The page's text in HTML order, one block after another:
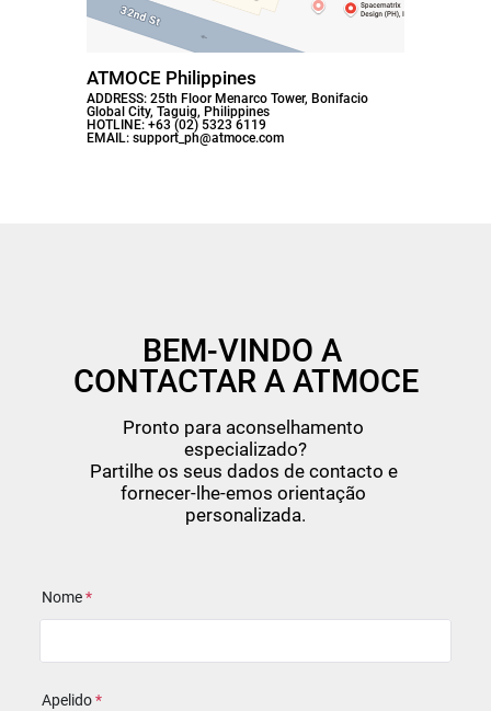
ATMOCE Philippines
ADDRESS: 25th Floor Menarco Tower, Bonifacio
Global City, Taguig, Philippines
HOTLINE: +63 (02) 5323 6119
EMAIL: support_ph@atmoce.com
BEM-VINDO A
CONTACTAR A ATMOCE
Pronto para aconselhamento
especializado?
Partilhe os seus dados de contacto e
fornecer-lhe-emos orientação
personalizada.
Nome*
Apelido*